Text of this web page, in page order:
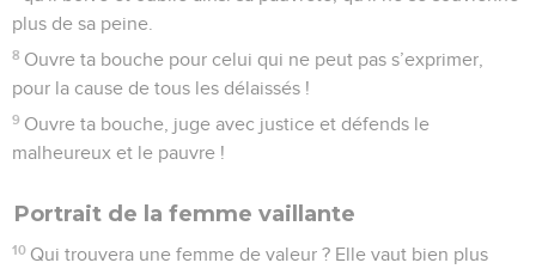
plus de sa peine.
8 Ouvre ta bouche pour celui qui ne peut pas s’exprimer,
pour la cause de tous les délaissés !
9 Ouvre ta bouche, juge avec justice et défends le
malheureux et le pauvre !
Portrait de la femme vaillante
10 Qui trouvera une femme de valeur ? Elle vaut bien plus